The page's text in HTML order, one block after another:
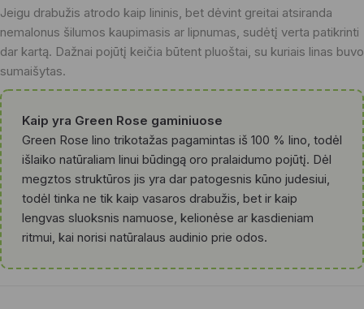
Jeigu drabužis atrodo kaip lininis, bet dėvint greitai atsiranda
nemalonus šilumos kaupimasis ar lipnumas, sudėtį verta patikrinti
dar kartą. Dažnai pojūtį keičia būtent pluoštai, su kuriais linas buvo
sumaišytas.
Kaip yra Green Rose gaminiuose
Green Rose lino trikotažas pagamintas iš 100 % lino, todėl
išlaiko natūraliam linui būdingą oro pralaidumo pojūtį. Dėl
megztos struktūros jis yra dar patogesnis kūno judesiui,
todėl tinka ne tik kaip vasaros drabužis, bet ir kaip
lengvas sluoksnis namuose, kelionėse ar kasdieniam
ritmui, kai norisi natūralaus audinio prie odos.